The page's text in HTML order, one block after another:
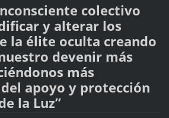
colectivo
y alterar los
la élite oculta creando
devenir más
más
apoyo y protección
la Luz”